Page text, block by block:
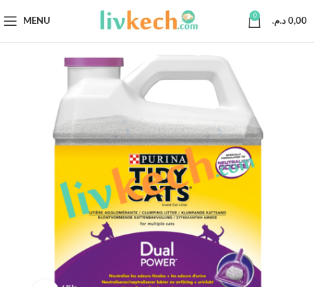
MENU
0
0,00 د.م.